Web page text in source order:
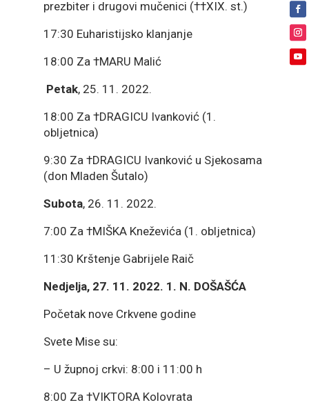
prezbiter i drugovi mučenici (††XIX. st.)
17:30 Euharistijsko klanjanje
18:00 Za †MARU Malić
Petak, 25. 11. 2022.
18:00 Za †DRAGICU Ivanković (1.
obljetnica)
9:30 Za †DRAGICU Ivanković u Sjekosama
(don Mladen Šutalo)
Subota, 26. 11. 2022.
7:00 Za †MIŠKA Kneževića (1. obljetnica)
11:30 Krštenje Gabrijele Raič
Nedjelja, 27. 11. 2022. 1. N. DOŠAŠĆA
Početak nove Crkvene godine
Svete Mise su:
– U župnoj crkvi: 8:00 i 11:00 h
8:00 Za †VIKTORA Kolovrata